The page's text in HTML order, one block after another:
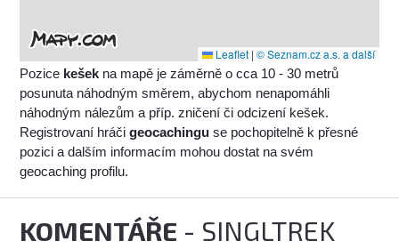
Leaflet | © Seznam.cz a.s. a další
Pozice kešek na mapě je záměrně o cca 10 - 30 metrů
posunuta náhodným směrem, abychom nenapomáhli
náhodným nálezům a příp. zničení či odcizení kešek.
Registrovaní hráčigeocachingu se pochopitelně k přesné
pozici a dalším informacím mohou dostat na svém
geocaching profilu.
KOMENTÁŘE - SINGLTREK